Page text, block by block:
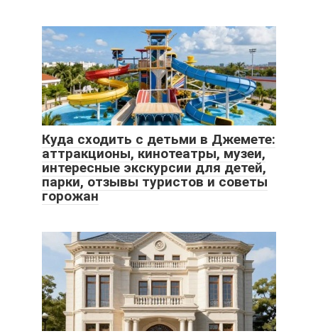
Куда сходить с детьми в Джемете:
аттракционы, кинотеатры, музеи,
интересные экскурсии для детей,
парки, отзывы туристов и советы
горожан